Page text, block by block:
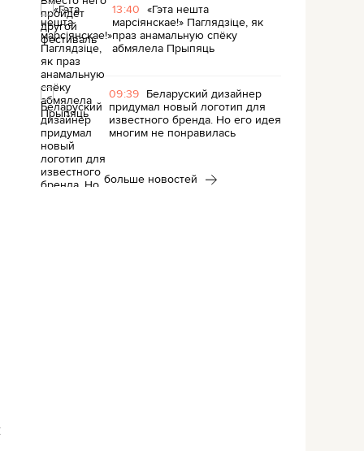
13:40 «Гэта нешта
марсіянскае!» Паглядзіце, як
праз анамальную спёку
абмялела Прыпяць
09:39 Беларуский дизайнер
придумал новый логотип для
известного бренда. Но его идея
многим не понравилась
больше новостей